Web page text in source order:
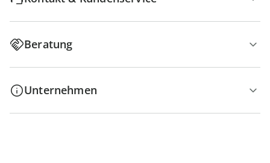
Beratung
Unternehmen